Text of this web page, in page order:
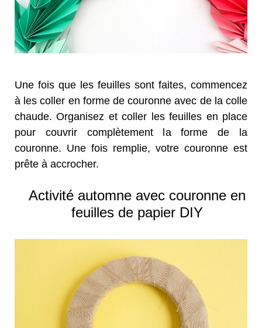
Une fois que les feuilles sont faites, commencez
à les coller en forme de couronne avec de la colle
chaude. Organisez et coller les feuilles en place
pour couvrir complètement la forme de la
couronne. Une fois remplie, votre couronne est
prête à accrocher.
Activité automne avec couronne en
feuilles de papier DIY